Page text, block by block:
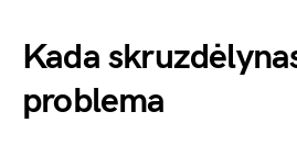
Kada
problema